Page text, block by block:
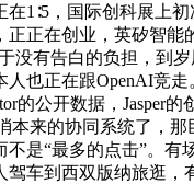
1∶5，国际创科展上初
正正在创业，英矽智能
没有告白的负担，到岁
人也正在跟OpenAI竞
的公开数据，Jasper的
本来的协同系统了，那
不是“最多的点击”。有
驾车到西双版纳旅逛，